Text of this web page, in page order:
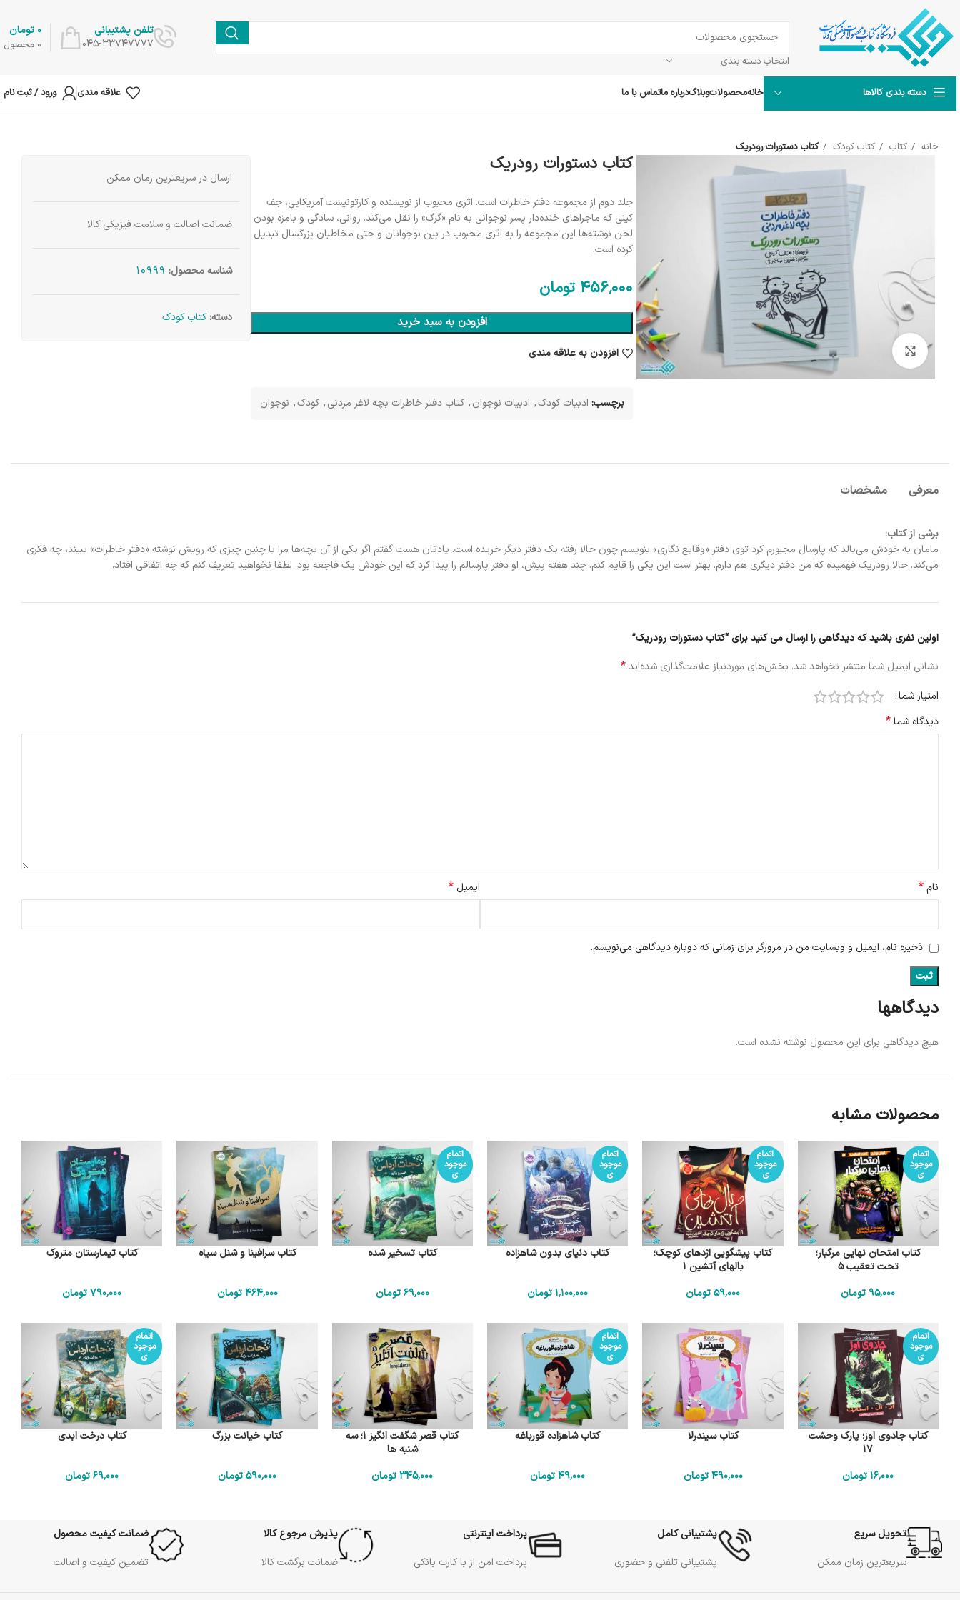
انتخاب دسته بندی
تلفن پشتیبانی
045-33747777
0 محصول
0 تومان
دسته بندی کالاها خانهمحصولاتوبلاگدرباره ماتماس با ما علاقه مندی ورود / ثبت نام
خانه کتاب کتاب کودک کتاب دستورات رودریک
بزرگنمایی تصویر
کتاب دستورات رودریک
جلد دوم از مجموعه دفتر خاطرات است. اثری محبوب از نویسنده و کارتونیست آمریکایی، جف
کینی که ماجراهای خنده‌دار پسر نوجوانی به نام «گرگ» را نقل می‌کند. روانی، سادگی و بامزه بودن
لحن نوشته‌ها این مجموعه را به اثری محبوب در بین نوجوانان و حتی مخاطبان بزرگسال تبدیل
کرده است.
456٬000 تومان
افزودن به سبد خرید
افزودن به علاقه مندی
برچسب: ادبیات کودک, ادبیات نوجوان, کتاب دفتر خاطرات بچه لاغر مردنی, کودک, نوجوان
ارسال در سریعترین زمان ممکن
ضمانت اصالت و سلامت فیزیکی کالا
شناسه محصول: 10999
دسته: کتاب کودک
معرفی مشخصات
برشی از کتاب:
مامان به خودش می‌بالد که پارسال مجبورم کرد توی دفتر «وقایع نگاری» بنویسم چون حالا رفته یک دفتر دیگر خریده است. یادتان هست گفتم اگر یکی از آن بچه‌ها مرا با چنین چیزی که رویش نوشته «دفتر خاطرات» ببیند، چه فکری
می‌کند. حالا رودریک فهمیده که من دفتر دیگری هم دارم. بهتر است این یکی را قایم کنم. چند هفته پیش، او دفتر پارسالم را پیدا کرد که این خودش یک فاجعه بود. لطفا نخواهید تعریف کنم که چه اتفاقی افتاد.
دیدگاهها
هیچ دیدگاهی برای این محصول نوشته نشده است.
اولین نفری باشید که دیدگاهی را ارسال می کنید برای “کتاب دستورات رودریک”
نشانی ایمیل شما منتشر نخواهد شد. بخش‌های موردنیاز علامت‌گذاری شده‌اند*
امتیاز شما
دیدگاه شما*
نام* ایمیل*
ذخیره نام، ایمیل و وبسایت من در مرورگر برای زمانی که دوباره دیدگاهی می‌نویسم.
محصولات مشابه
اتمام
موجود
ی
کتاب امتحان نهایی مرگبار؛
تحت تعقیب 5
95٬000 تومان
اتمام
موجود
ی
کتاب پیشگویی اژدهای کوچک؛
بالهای آتشین 1
59٬000تومان
اتمام
موجود
ی
کتاب دنیای بدون شاهزاده
1٬100٬000تومان
اتمام
موجود
ی
کتاب تسخیر شده
69٬000تومان
کتاب سرافینا و شنل سیاه
464٬000 تومان
کتاب تیمارستان متروک
790٬000 تومان
اتمام
موجود
ی
کتاب جادوی اوز؛ پارک وحشت
17
16٬000 تومان
کتاب سیندرلا
490٬000 تومان
اتمام
موجود
ی
کتاب شاهزاده قورباغه
49٬000تومان
کتاب قصر شگفت انگیز 1؛ سه
شنبه ها
345٬000 تومان
کتاب خیانت بزرگ
590٬000تومان
اتمام
موجود
ی
کتاب درخت ابدی
69٬000 تومان
تحویل سریع
سریعترین زمان ممکن
پشتیبانی کامل
پشتیبانی تلفنی و حضوری
پرداخت اینترنتی
پرداخت امن از با کارت بانکی
پذیرش مرجوع کالا
ضمانت برگشت کالا
ضمانت کیفیت محصول
تضمین کیفیت و اصالت